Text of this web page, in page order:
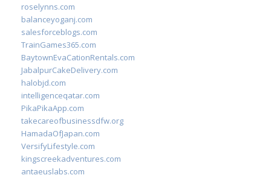
roselynns.com
balanceyoganj.com
salesforceblogs.com
TrainGames365.com
BaytownEvaCationRentals.com
JabalpurCakeDelivery.com
halobjd.com
intelligenceqatar.com
PikaPikaApp.com
takecareofbusinessdfw.org
HamadaOfJapan.com
VersifyLifestyle.com
kingscreekadventures.com
antaeuslabs.com